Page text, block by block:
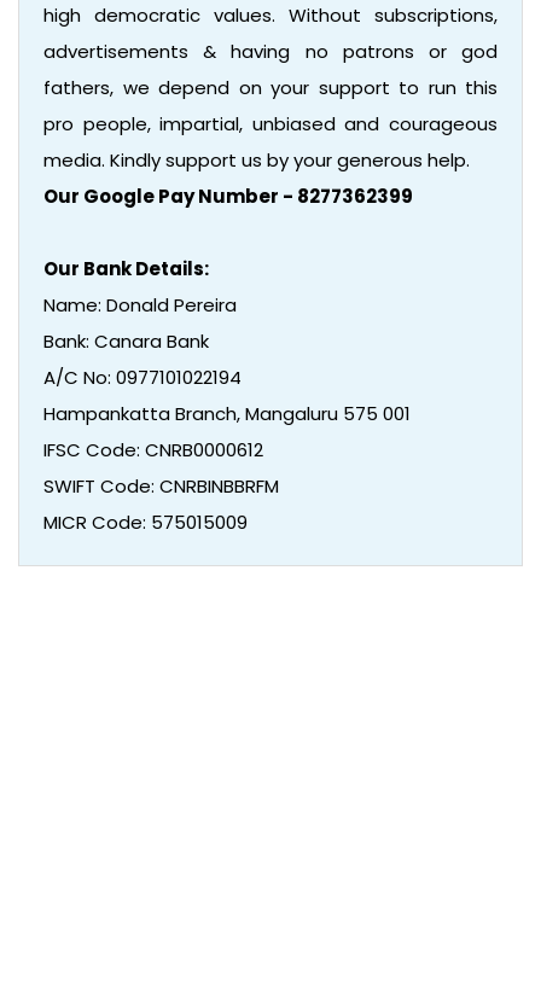
high democratic values. Without subscriptions,
advertisements & having no patrons or god
fathers, we depend on your support to run this
pro people, impartial, unbiased and courageous
media. Kindly support us by your generous help.
Our Google Pay Number - 8277362399
Our Bank Details:
Name: Donald Pereira
Bank: Canara Bank
A/C No: 0977101022194
Hampankatta Branch, Mangaluru 575 001
IFSC Code: CNRB0000612
SWIFT Code: CNRBINBBRFM
MICR Code: 575015009